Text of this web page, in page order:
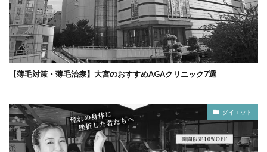
【薄毛対策・薄毛治療】大宮のおすすめAGAクリニック7選
ダイエット